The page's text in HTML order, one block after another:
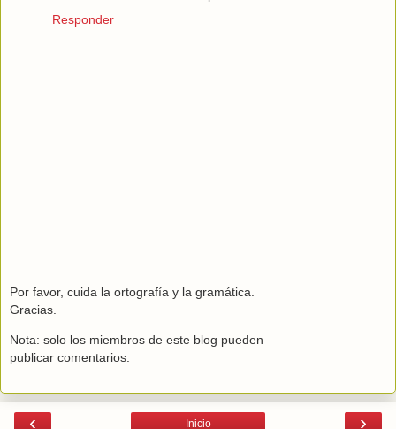
Responder
Por favor, cuida la ortografía y la gramática.
Gracias.
Nota: solo los miembros de este blog pueden
publicar comentarios.
‹ ›
Inicio